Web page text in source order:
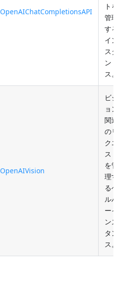
OpenAIChatCompletionsAPI
トを
管理
する
イン
スタ
ン
ス。
OpenAIVision
ビジ
ョン
関連
のリ
クエ
スト
を管
理す
るヘ
ルパ
ーイ
ンス
タン
ス。